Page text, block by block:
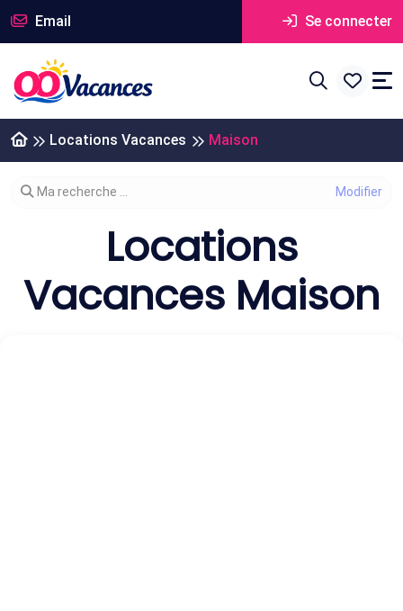
Email Se connecter
Locations Vacances Maison
Modifier votre recherche
Ma recherche ...
Locations
Vacances Maison